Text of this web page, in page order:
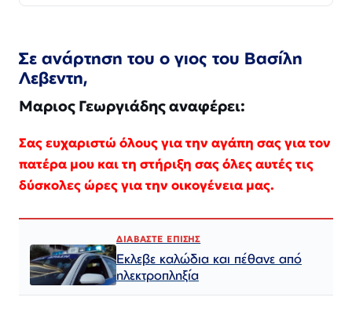
Σε ανάρτηση του ο γιος του Βασίλη
Λεβεντη,
Μαριος Γεωργιάδης αναφέρει:
Σας ευχαριστώ όλους για την αγάπη σας για τον
πατέρα μου και τη στήριξη σας όλες αυτές τις
δύσκολες ώρες για την οικογένεια μας.
ΔΙΑΒΑΣΤΕ ΕΠΙΣΗΣ
Εκλεβε καλώδια και πέθανε από
ηλεκτροπληξία